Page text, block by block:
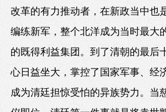
改革的有力推动者，在新政当中也
编练新军，整个北洋成为当时最大
的既得利益集团。到了清朝的最后
心日益坐大，掌控了国家军事、经
成为清廷担惊受怕的异族势力。当